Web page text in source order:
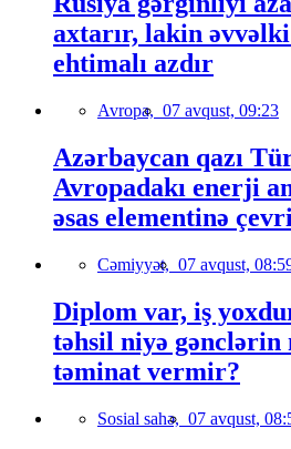
axtarır, lakin
ehtimalı azdır
Avropa, 07 avqust, 09:23
Azərbaycan qazı
Avropadakı enerji
əsas elementinə
Cəmiyyət, 07 avqust,
Diplom var, iş
təhsil niyə gənclərin
təminat vermir?
Sosial sahə, 07 avqust,